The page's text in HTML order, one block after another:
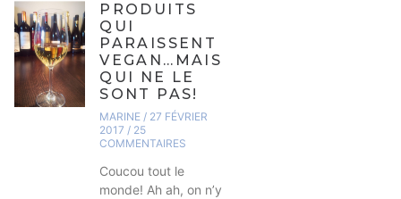
PRODUITS
QUI
PARAISSENT
VEGAN…MAIS
QUI NE LE
SONT PAS!
MARINE 27 FÉVRIER
2017 25
COMMENTAIRES
Coucou tout le
monde! Ah ah, on n’y